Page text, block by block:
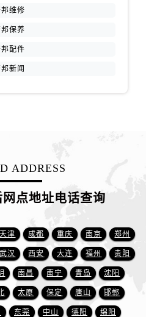
山东省临沂市兰山区解放路萧邦售后服务中心（需提前预约）
山东省日照市东港区烟台路萧邦售后服务中心（需提前预约）
山东省泰安市泰山区财源街道泰山大街萧邦售后服务中心（需提前预约）
山东省威海市环翠区新威海路89号振华商厦一楼名表维修萧邦售后服务中心（需提前预约）
山东省潍坊市奎文区东风东街萧邦售后服务中心（需提前预约）
维修
保养
配件
新闻
ADDRESS
点地址电话查询
天津 成都 重庆 南京 郑州
武汉 西安 大连 福州 贵阳
南昌 南宁 青岛 沈阳
太原 保定 唐山 邯郸
东莞 中山 德阳 绵阳